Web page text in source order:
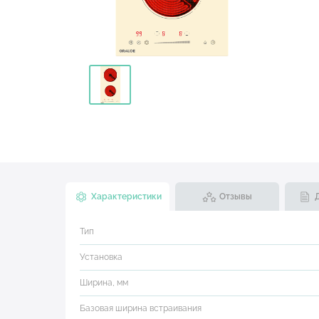
Характеристики Отзывы
Тип
Установка
Ширина, мм
Базовая ширина встраивания